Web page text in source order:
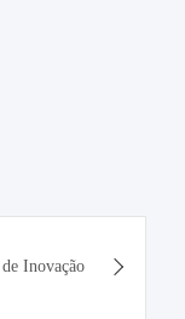
Inovação